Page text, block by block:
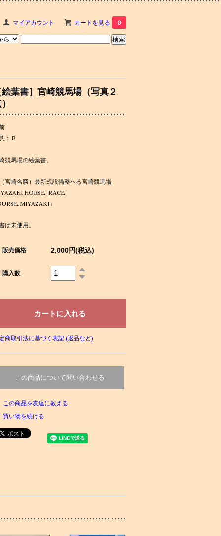
マイアカウント カートを見る 0
葉書］宮崎競馬場（写真２
：Ｂ
競馬場の絵葉書。
宮崎名勝）最新式設備整へる宮崎競馬場
HORSE-RACE
」
は未使用。
販売価格 2,000円(税込)
購入数
商取引法に基づく表記 (返品など)
この商品について問い合わせる
この商品を友達に教える
買い物を続ける